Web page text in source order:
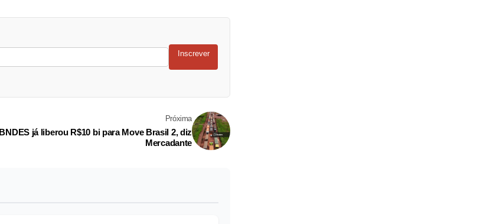
Inscrever
Próxima
BNDES já liberou R$10 bi para Move Brasil 2, diz
Mercadante